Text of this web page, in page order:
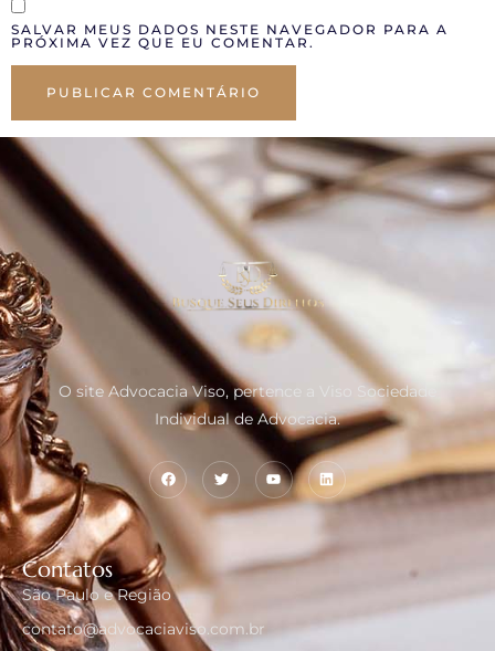
SALVAR MEUS DADOS NESTE NAVEGADOR PARA A
PRÓXIMA VEZ QUE EU COMENTAR.
O site Advocacia Viso, pertence a Viso Sociedade
Individual de Advocacia.
Contatos
São Paulo e Região
contato@advocaciaviso.com.br